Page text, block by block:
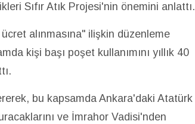
Sıfır Atık Projesi'nin önemini anlattı.
alınmasına" ilişkin düzenleme
kişi başı poşet kullanımını yıllık 40
bu kapsamda Ankara'daki Atatürk
ve İmrahor Vadisi'nden